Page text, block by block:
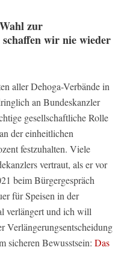
zur
wir nie wieder
aller Dehoga-Verbände in
an Bundeskanzler
gesellschaftliche Rolle
der einheitlichen
festzuhalten. Viele
vertraut, als er vor
beim Bürgergespräch
für Speisen in der
verlängert und ich will
Verlängerungsentscheidung
sicheren Bewusstsein: Das